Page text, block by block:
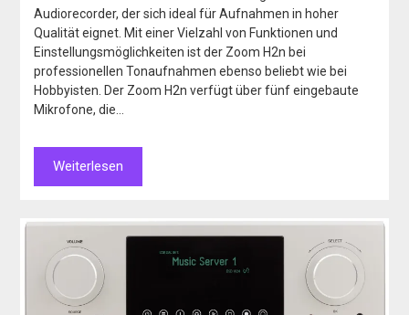
Audiorecorder, der sich ideal für Aufnahmen in hoher
Qualität eignet. Mit einer Vielzahl von Funktionen und
Einstellungsmöglichkeiten ist der Zoom H2n bei
professionellen Tonaufnahmen ebenso beliebt wie bei
Hobbyisten. Der Zoom H2n verfügt über fünf eingebaute
Mikrofone, die…
Weiterlesen